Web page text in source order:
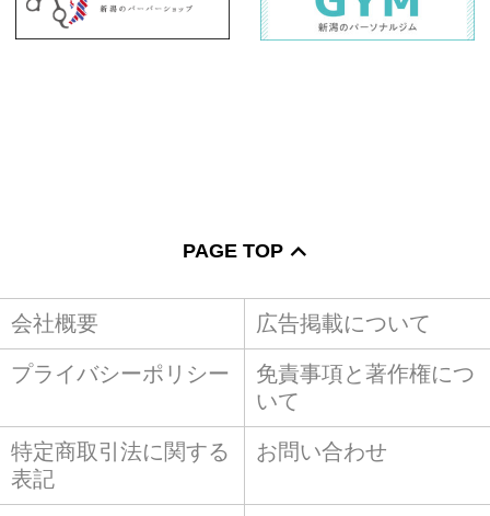
PAGE TOP
会社概要 広告掲載について
プライバシーポリシー
免責事項と著作権につ
いて
特定商取引法に関する
表記
お問い合わせ